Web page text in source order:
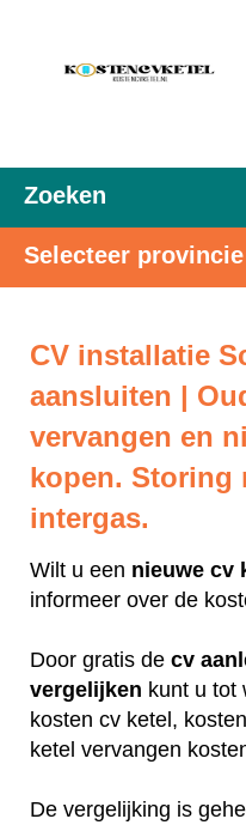
Zoeken
Selecteer provincie
CV installatie
aansluiten |
vervangen en
kopen. Storing
intergas.
Wilt u een nieuwe cv
informeer over de
Door gratis de cv
vergelijken kunt u tot
kosten cv ketel,
ketel vervangen
De vergelijking is